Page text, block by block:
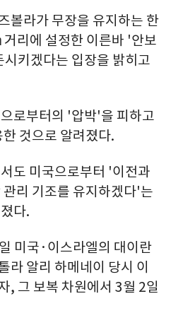
볼라가 무장을 유지하는 한
리에 설정한 이른바 '안보
키겠다는 입장을 밝히고
로부터의 '압박'을 피하고
것으로 알려졌다.
도 미국으로부터 '이전과
리 기조를 유지하겠다'는
다.
미국·이스라엘의 대이란
라 알리 하메네이 당시 이
, 그 보복 차원에서 3월 2일